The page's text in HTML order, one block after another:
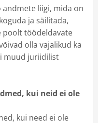
andmete liigi, mida on
ja säilitada,
poolt töödeldavate
olla vajalikud ka
muud juriidilist
kui neid ei ole
kui need ei ole